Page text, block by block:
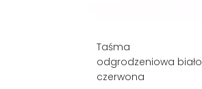
Taśma
odgrodzeniowa biało
czerwona